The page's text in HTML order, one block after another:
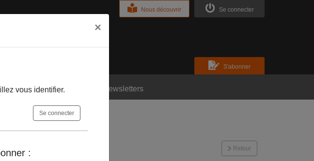
Se connecter
Nous découvrir
S'abonner
En bref Newsletters
Retour
×
vous identifier.
Se connecter
: